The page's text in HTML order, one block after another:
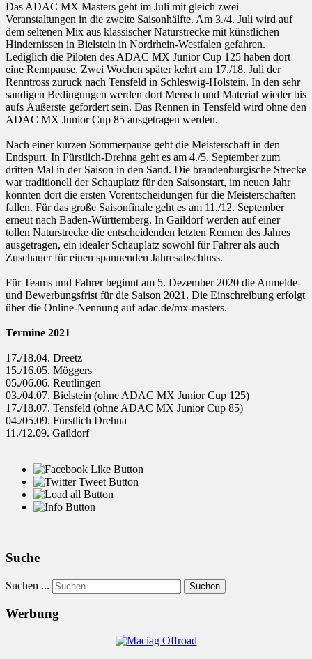
Das ADAC MX Masters geht im Juli mit gleich zwei
Veranstaltungen in die zweite Saisonhälfte. Am 3./4. Juli wird auf
dem seltenen Mix aus klassischer Naturstrecke mit künstlichen
Hindernissen in Bielstein in Nordrhein-Westfalen gefahren.
Lediglich die Piloten des ADAC MX Junior Cup 125 haben dort
eine Rennpause. Zwei Wochen später kehrt am 17./18. Juli der
Renntross zurück nach Tensfeld in Schleswig-Holstein. In den sehr
sandigen Bedingungen werden dort Mensch und Material wieder bis
aufs Äußerste gefordert sein. Das Rennen in Tensfeld wird ohne den
ADAC MX Junior Cup 85 ausgetragen werden.
Nach einer kurzen Sommerpause geht die Meisterschaft in den
Endspurt. In Fürstlich-Drehna geht es am 4./5. September zum
dritten Mal in der Saison in den Sand. Die brandenburgische Strecke
war traditionell der Schauplatz für den Saisonstart, im neuen Jahr
könnten dort die ersten Vorentscheidungen für die Meisterschaften
fallen. Für das große Saisonfinale geht es am 11./12. September
erneut nach Baden-Württemberg. In Gaildorf werden auf einer
tollen Naturstrecke die entscheidenden letzten Rennen des Jahres
ausgetragen, ein idealer Schauplatz sowohl für Fahrer als auch
Zuschauer für einen spannenden Jahresabschluss.
Für Teams und Fahrer beginnt am 5. Dezember 2020 die Anmelde-
und Bewerbungsfrist für die Saison 2021. Die Einschreibung erfolgt
über die Online-Nennung auf adac.de/mx-masters.
Termine 2021
17./18.04. Dreetz
15./16.05. Möggers
05./06.06. Reutlingen
03./04.07. Bielstein (ohne ADAC MX Junior Cup 125)
17./18.07. Tensfeld (ohne ADAC MX Junior Cup 85)
04./05.09. Fürstlich Drehna
11./12.09. Gaildorf
Suche
Suchen ... Suchen
Werbung